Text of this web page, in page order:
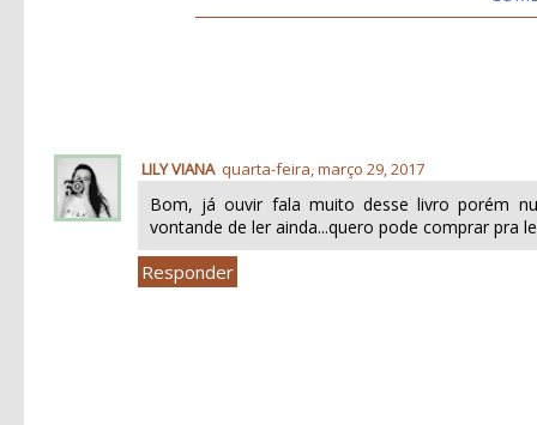
LILY VIANA quarta-feira, março 29, 2017
Bom, já ouvir fala muito desse livro porém
vontande de ler ainda...quero pode comprar pra
Responder